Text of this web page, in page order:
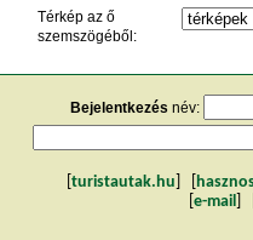
Térkép az ő
szemszögéből:
Bejelentkezés név:
turistautak.hu
e-mail